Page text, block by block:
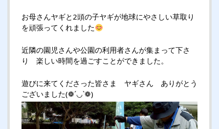
お母さんヤギと2頭の子ヤギが地球にやさしい草取り
を頑張ってくれました
近隣の園児さんや公園の利用者さんが集まって下さ
り 楽しい時間を過ごすことができました。
遊びに来てくださった皆さま ヤギさん ありがとう
ございました(❁´◡`❁)